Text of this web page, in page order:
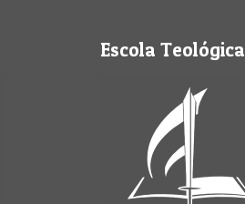
Escola Teológica